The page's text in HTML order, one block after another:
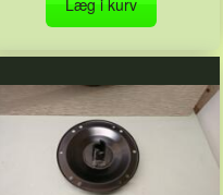
Læg i kurv